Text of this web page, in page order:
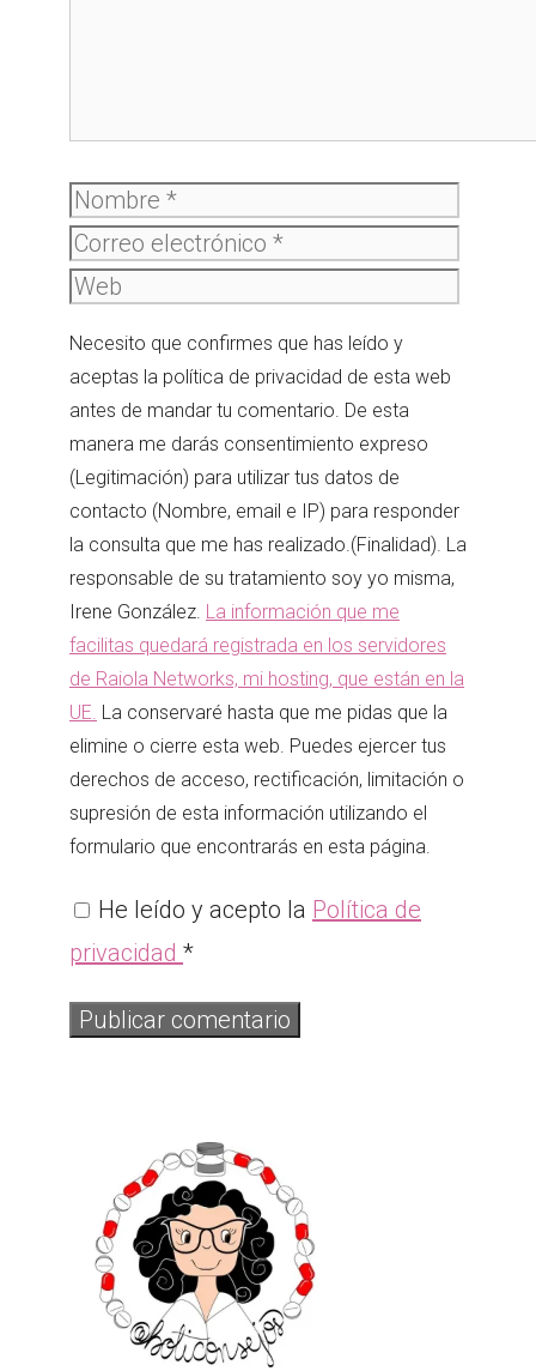
Nombre
Necesito que confirmes que has leído y
aceptas la política de privacidad de esta web
antes de mandar tu comentario. De esta
manera me darás consentimiento expreso
(Legitimación) para utilizar tus datos de
contacto (Nombre, email e IP) para responder
la consulta que me has realizado.(Finalidad). La
responsable de su tratamiento soy yo misma,
Irene González. La información que me
facilitas quedará registrada en los servidores
de Raiola Networks, mi hosting, que están en la
UE. La conservaré hasta que me pidas que la
elimine o cierre esta web. Puedes ejercer tus
derechos de acceso, rectificación, limitación o
supresión de esta información utilizando el
formulario que encontrarás en esta página.
He leído y acepto la Política de
privacidad *